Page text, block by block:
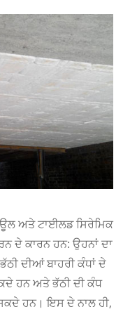
ਅਤੇ ਟਾਈਲਡ ਸਿਰੇਮਿਕ
ਦੇ ਕਾਰਨ ਹਨ: ਉਹਨਾਂ ਦਾ
ਦੀਆਂ ਬਾਹਰੀ ਕੰਧਾਂ ਦੇ
ਹਨ ਅਤੇ ਭੱਠੀ ਦੀ ਕੰਧ
ਹਨ। ਇਸ ਦੇ ਨਾਲ ਹੀ,